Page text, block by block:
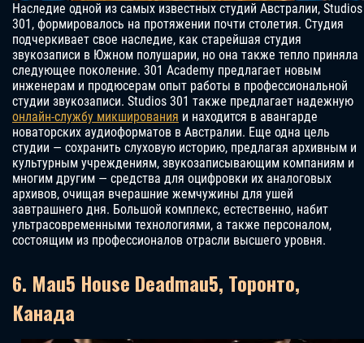
Наследие одной из самых известных студий Австралии, Studios
301, формировалось на протяжении почти столетия. Студия
подчеркивает свое наследие, как старейшая студия
звукозаписи в Южном полушарии, но она также тепло приняла
следующее поколение. 301 Academy предлагает новым
инженерам и продюсерам опыт работы в профессиональной
студии звукозаписи. Studios 301 также предлагает надежную
онлайн-службу микширования и находится в авангарде
новаторских аудиоформатов в Австралии. Еще одна цель
студии — сохранить слуховую историю, предлагая архивным и
культурным учреждениям, звукозаписывающим компаниям и
многим другим — средства для оцифровки их аналоговых
архивов, очищая вчерашние жемчужины для ушей
завтрашнего дня. Большой комплекс, естественно, набит
ультрасовременными технологиями, а также персоналом,
состоящим из профессионалов отрасли высшего уровня.
6. Mau5 House Deadmau5, Торонто,
Канада